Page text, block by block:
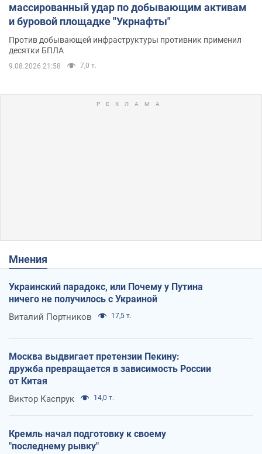
массированный удар по добывающим активам
и буровой площадке "Укрнафты"
Против добывающей инфраструктуры противник применил
десятки БПЛА
9.08.2026 21:58 7,0 т.
Мнения
Украинский парадокс, или Почему у Путина
ничего не получилось с Украиной
Виталий Портников 17,5 т.
Москва выдвигает претензии Пекину:
дружба превращается в зависимость России
от Китая
Виктор Каспрук 14,0 т.
Кремль начал подготовку к своему
"последнему рывку"